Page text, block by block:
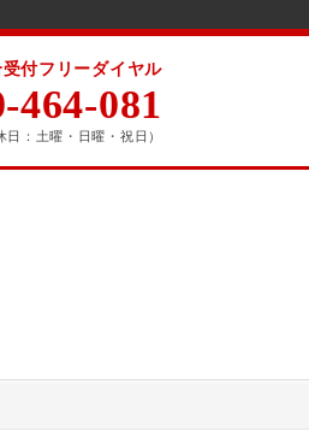
付フリーダイヤル
464-081
：土曜・日曜・祝日）